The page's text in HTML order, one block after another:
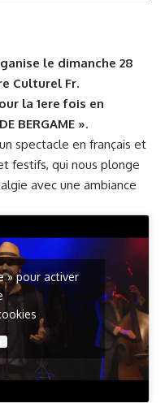
le dimanche 28
Culturel Fr.
la 1ere fois en
BERGAME ».
spectacle en français et
festifs, qui nous plonge
avec une ambiance
» pour activer